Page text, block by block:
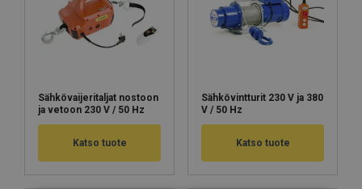
Sähkövaijeritaljat nostoon
ja vetoon 230 V / 50 Hz
Katso tuote
Sähkövintturit 230 V ja 380
V / 50 Hz
Katso tuote